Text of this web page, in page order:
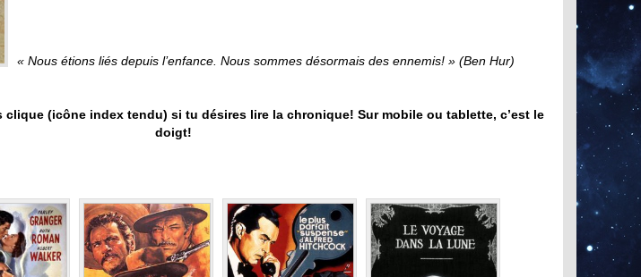
« Nous étions liés depuis l’enfance. Nous sommes désormais des ennemis! » (Ben Hur)
clique (icône index tendu) si tu désires lire la chronique! Sur mobile ou tablette, c’est le
doigt!